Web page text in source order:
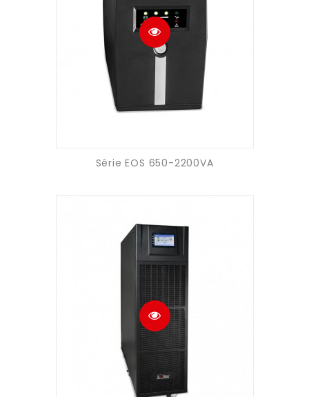
Série EOS 650-2200VA